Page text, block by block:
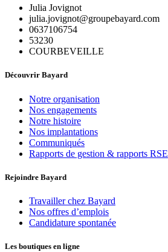
Julia Jovignot
julia.jovignot@groupebayard.com
0637106754
53230
COURBEVEILLE
Découvrir Bayard
Notre organisation
Nos engagements
Notre histoire
Nos implantations
Communiqués
Rapports de gestion & rapports RSE
Rejoindre Bayard
Travailler chez Bayard
Nos offres d’emplois
Candidature spontanée
Les boutiques en ligne